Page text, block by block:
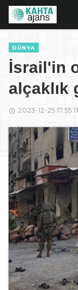
DÜNYA
İsrail'in
alçaklık
2023-12-25 17:55:11